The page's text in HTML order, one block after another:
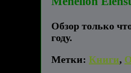
Обзор только
году.
Метки: Книги,